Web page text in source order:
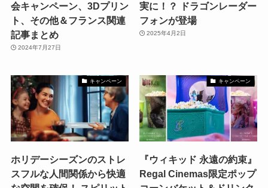
会キャンペーン、3Dプリン
ト、その他＆フランス関連
記事まとめ
2024年7月27日
実に！？ ドラゴンレーダー
フォンが登場
2025年4月2日
キャンペーン
ホリデーシーズンのストレ
スフルな人間関係から快適
キャンペーン
『ウィキッド 永遠の約束』
Regal Cinemas限定ポップ